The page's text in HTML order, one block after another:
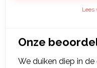
Lees
Onze
We duiken diep in